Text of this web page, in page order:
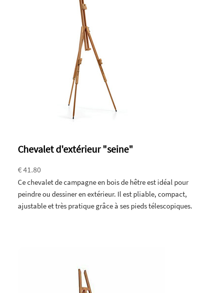
Chevalet d'extérieur "seine"
€ 41.80
Ce chevalet de campagne en bois de hêtre est idéal pour
peindre ou dessiner en extérieur. Il est pliable, compact,
ajustable et très pratique grâce à ses pieds télescopiques.